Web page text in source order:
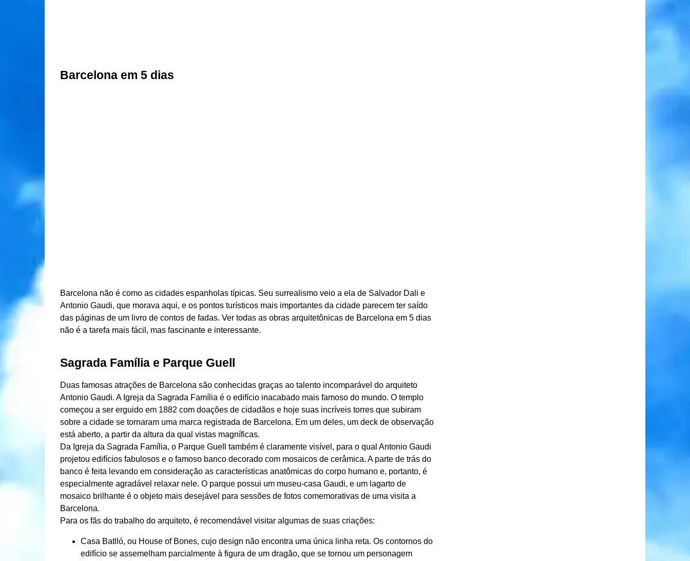
Barcelona em 5 dias
Barcelona não é como as cidades espanholas típicas. Seu surrealismo veio a ela de Salvador Dali e
Antonio Gaudi, que morava aqui, e os pontos turísticos mais importantes da cidade parecem ter saído
das páginas de um livro de contos de fadas. Ver todas as obras arquitetônicas de Barcelona em 5 dias
não é a tarefa mais fácil, mas fascinante e interessante.
Sagrada Família e Parque Guell
Duas famosas atrações de Barcelona são conhecidas graças ao talento incomparável do arquiteto
Antonio Gaudi. A Igreja da Sagrada Família é o edifício inacabado mais famoso do mundo. O templo
começou a ser erguido em 1882 com doações de cidadãos e hoje suas incríveis torres que subiram
sobre a cidade se tornaram uma marca registrada de Barcelona. Em um deles, um deck de observação
está aberto, a partir da altura da qual vistas magníficas.
Da Igreja da Sagrada Família, o Parque Guell também é claramente visível, para o qual Antonio Gaudi
projetou edifícios fabulosos e o famoso banco decorado com mosaicos de cerâmica. A parte de trás do
banco é feita levando em consideração as características anatômicas do corpo humano e, portanto, é
especialmente agradável relaxar nele. O parque possui um museu-casa Gaudi, e um lagarto de
mosaico brilhante é o objeto mais desejável para sessões de fotos comemorativas de uma visita a
Barcelona.
Para os fãs do trabalho do arquiteto, é recomendável visitar algumas de suas criações:
Casa Batlló, ou House of Bones, cujo design não encontra uma única linha reta. Os contornos do
edifício se assemelham parcialmente à figura de um dragão, que se tornou um personagem